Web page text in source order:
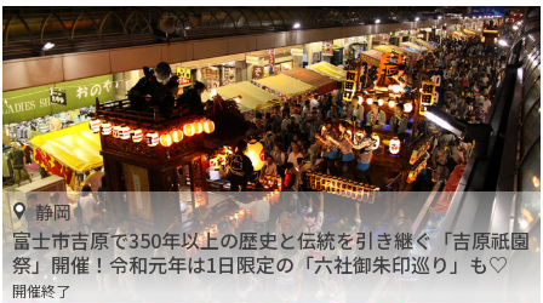
静岡
富士市吉原で350年以上の歴史と伝統を引き継ぐ「吉原祇園
祭」開催！令和元年は1日限定の「六社御朱印巡り」も♡
開催終了